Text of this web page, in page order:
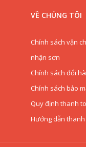
VỀ CHÚNG TÔI
Chính sách vận
nhận sơn
Chính sách đổi
Chính sách bảo
Quy định thanh
Hướng dẫn